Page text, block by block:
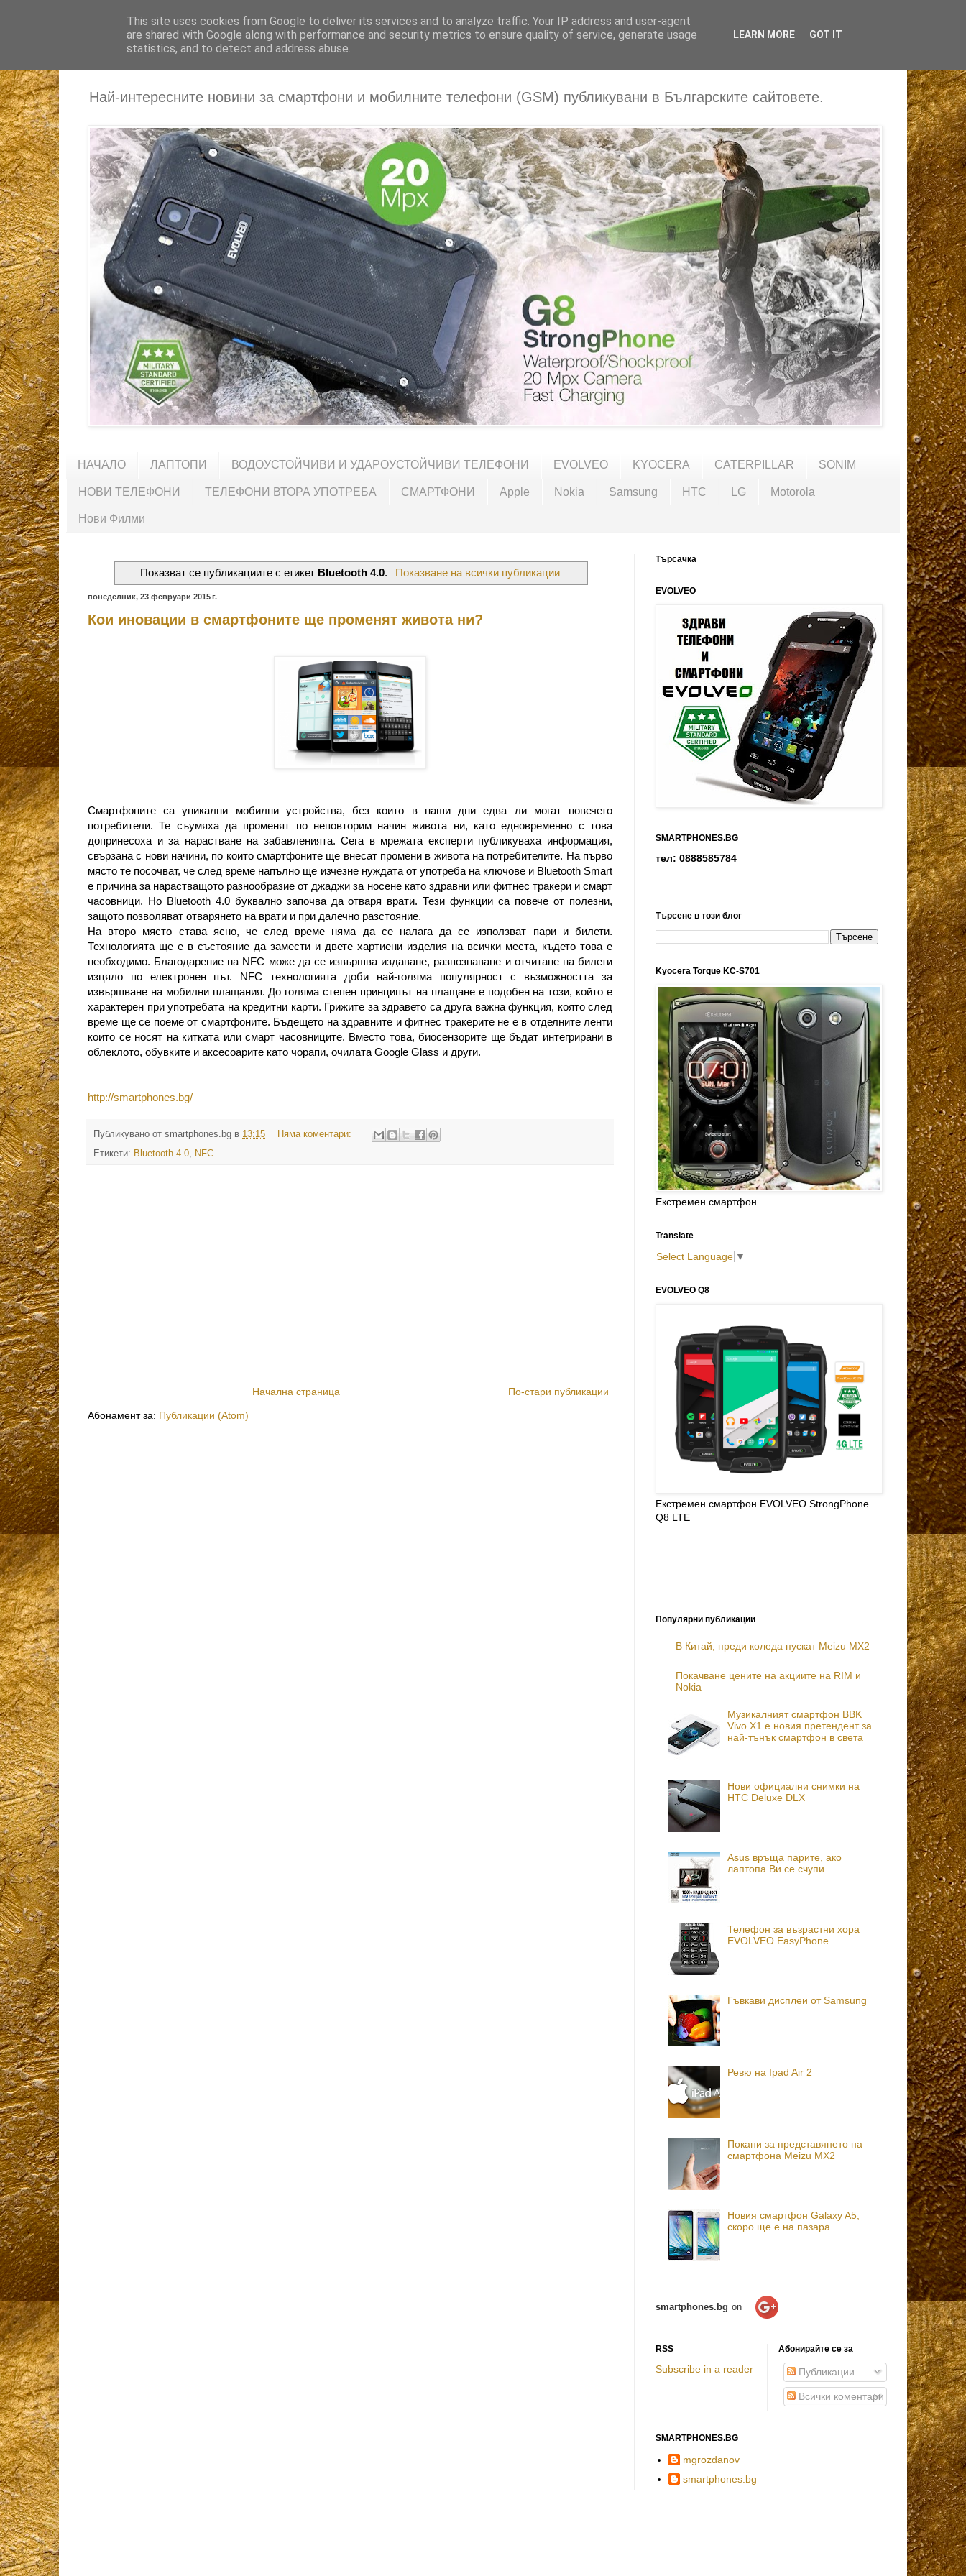
Най-интересните новини за смартфони и мобилните телефони (GSM) публикувани в Българските сайтовете.
НАЧАЛО ЛАПТОПИ ВОДОУСТОЙЧИВИ И УДАРОУСТОЙЧИВИ ТЕЛЕФОНИ EVOLVEO KYOCERA CATERPILLAR SONIM
НОВИ ТЕЛЕФОНИ ТЕЛЕФОНИ ВТОРА УПОТРЕБА СМАРТФОНИ Apple Nokia Samsung HTC LG Motorola
Нови Филми
Показват се публикациите с етикет Bluetooth 4.0. Показване на всички публикации
понеделник, 23 февруари 2015 г.
Кои иновации в смартфоните ще променят живота ни?
Смартфоните са уникални мобилни устройства, без които в наши дни едва ли могат повечето
потребители. Те съумяха да променят по неповторим начин живота ни, като едновременно с това
допринесоха и за нарастване на забавленията. Сега в мрежата експерти публикуваха информация,
свързана с нови начини, по които смартфоните ще внесат промени в живота на потребителите. На първо
място те посочват, че след време напълно ще изчезне нуждата от употреба на ключове и Bluetooth Smart
е причина за нарастващото разнообразие от джаджи за носене като здравни или фитнес тракери и смарт
часовници. Но Bluetooth 4.0 буквално започва да отваря врати. Тези функции са повече от полезни,
защото позволяват отварянето на врати и при далечно разстояние.
На второ място става ясно, че след време няма да се налага да се използват пари и билети.
Технологията ще е в състояние да замести и двете хартиени изделия на всички места, където това е
необходимо. Благодарение на NFC може да се извършва издаване, разпознаване и отчитане на билети
изцяло по електронен път. NFC технологията доби най-голяма популярност с възможността за
извършване на мобилни плащания. До голяма степен принципът на плащане е подобен на този, който е
характерен при употребата на кредитни карти. Грижите за здравето са друга важна функция, която след
време ще се поеме от смартфоните. Бъдещето на здравните и фитнес тракерите не е в отделните ленти
които се носят на китката или смарт часовниците. Вместо това, биосензорите ще бъдат интегрирани в
облеклото, обувките и аксесоарите като чорапи, очилата Google Glass и други.
http://smartphones.bg/
Публикувано от smartphones.bg в 13:15
Няма коментари:
Етикети: Bluetooth 4.0 NFC
По-стари публикации
Начална страница
Абонамент за: Публикации (Atom)
Търсачка
EVOLVEO
SMARTPHONES.BG
тел: 0888585784
Търсене в този блог
Kyocera Torque KC-S701
Екстремен смартфон
Translate
Select Language ▼
EVOLVEO Q8
Екстремен смартфон EVOLVEO StrongPhone
Q8 LTE
Популярни публикации
В Китай, преди коледа пускат Meizu MX2
Покачване цените на акциите на RIM и
Nokia
Музикалният смартфон BBK
Vivo X1 е новия претендент за
най-тънък смартфон в света
Нови официални снимки на
HTC Deluxe DLX
Asus връща парите, ако
лаптопа Ви се счупи
Телефон за възрастни хора
EVOLVEO EasyPhone
Гъвкави дисплеи от Samsung
Ревю на Ipad Air 2
Покани за представянето на
смартфона Meizu MX2
Новия смартфон Galaxy A5,
скоро ще е на пазара
smartphones.bg on
RSS
Subscribe in a reader
Абонирайте се за
Публикации
Всички коментари
SMARTPHONES.BG
mgrozdanov
smartphones.bg
This site uses cookies from Google to deliver its services and to analyze traffic. Your IP address and user-agent
are shared with Google along with performance and security metrics to ensure quality of service, generate usage
statistics, and to detect and address abuse.
LEARN MORE GOT IT